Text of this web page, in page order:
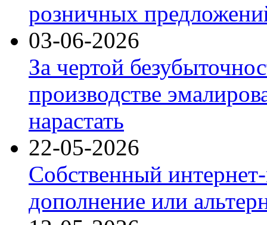
розничных
03-06-2026
За чертой
производстве
нарастать
22-05-2026
Собственный
дополнение или